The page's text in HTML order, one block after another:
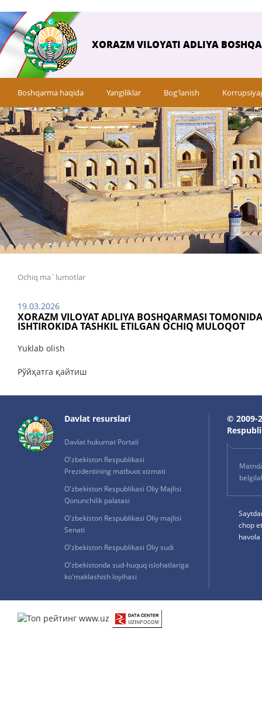
XORAZM VILOYATI ADLIYA
Boshqarma haqida Yangiliklar Bog'lanish
Ochiq ma`lumotlar
19.03.2026
XORAZM VILOYAT ADLIYA BOSHQARMASI
ISHTIROKIDA TASHKIL ETILGAN OCHIQ MULOQOT
Yuklab olish
Рўйҳатга қайтиш
Davlat resurslari
Davlat hukumat Portali
O'zbekiston Respublikasi
Prezidentining matbuot xizmati
O'zbekiston Respublikasi Oliy Majlisi
Qonunchilik palatasi
O'zbekiston Respublikasi Oliy majlisi
Senati
O'zbekiston Respublikasi Oliy sudi
O'zbekistonda sud-huquq islohatlariga
ko'maklashish loyihasi
© 2009-
chop